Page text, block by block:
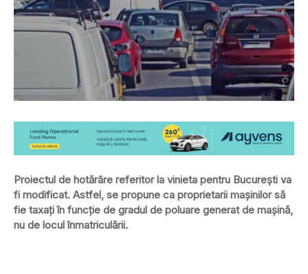
Proiectul de hotărâre referitor la vinieta pentru Bucureşti va
fi modificat. Astfel, se propune ca proprietarii maşinilor să
fie taxaţi în funcţie de gradul de poluare generat de maşină,
nu de locul înmatriculării.